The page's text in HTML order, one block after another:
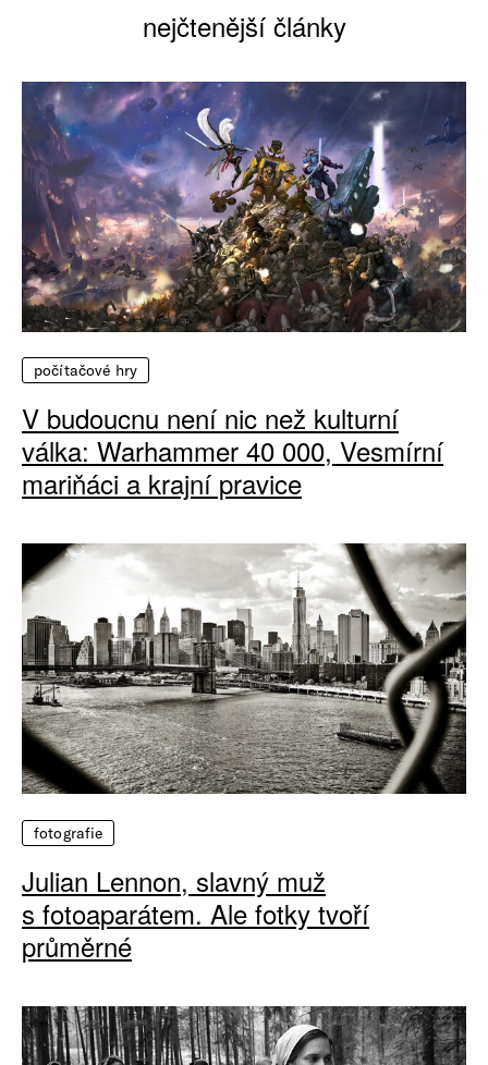
nejčtenější články
počítačové hry
V budoucnu není nic než kulturní
válka: Warhammer 40 000, Vesmírní
mariňáci a krajní pravice
fotografie
Julian Lennon, slavný muž
s fotoaparátem. Ale fotky tvoří
průměrné